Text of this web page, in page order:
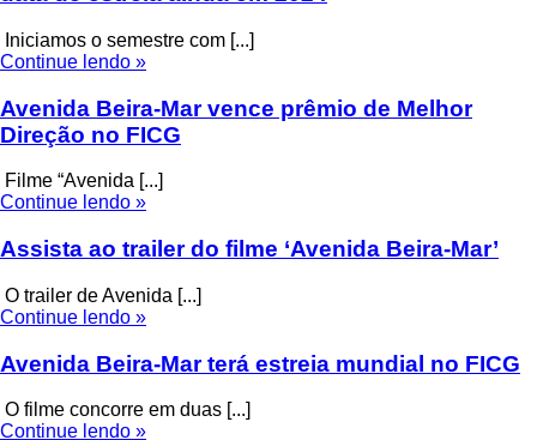
Iniciamos o semestre com [...]
Continue lendo »
Avenida Beira-Mar vence prêmio de Melhor
Direção no FICG
Filme “Avenida [...]
Continue lendo »
Assista ao trailer do filme ‘Avenida Beira-Mar’
O trailer de Avenida [...]
Continue lendo »
Avenida Beira-Mar terá estreia mundial no FICG
O filme concorre em duas [...]
Continue lendo »